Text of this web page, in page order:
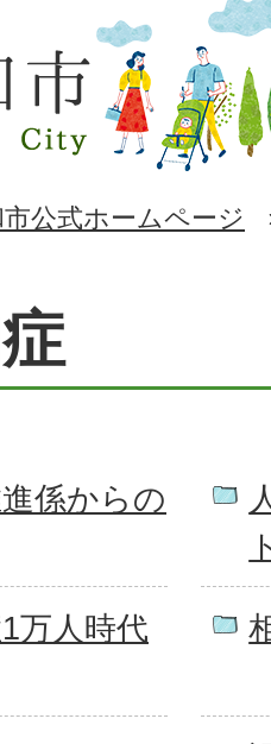
市公式ホームページ
係からの
万人時代